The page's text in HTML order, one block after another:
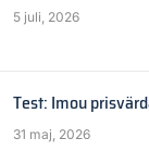
5 juli, 2026
Test: Imou
31 maj, 2026